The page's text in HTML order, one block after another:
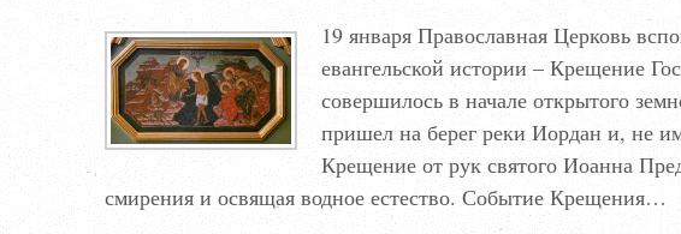
19 января Православная Церковь
евангельской истории – Крещение
совершилось в начале открытого
пришел на берег реки Иордан и, не
Крещение от рук святого Иоанна
смирения и освящая водное естество. Событие Крещения…